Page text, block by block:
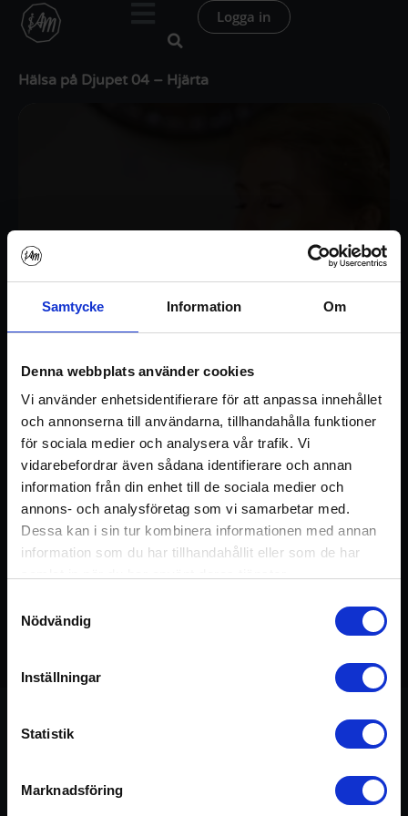
Samtycke Information Om
Denna webbplats använder cookies
Vi använder enhetsidentifierare för att anpassa innehållet
och annonserna till användarna, tillhandahålla funktioner
för sociala medier och analysera vår trafik. Vi
vidarebefordrar även sådana identifierare och annan
information från din enhet till de sociala medier och
annons- och analysföretag som vi samarbetar med.
Dessa kan i sin tur kombinera informationen med annan
information som du har tillhandahållit eller som de har
Nödvändig
Inställningar
Statistik
Marknadsföring
Hoppa
Logga in
Hälsa på Djupet 04 – Hjärta
Logga in / Registrera konto